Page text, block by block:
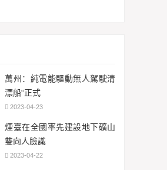
萬州：純電能驅動無人駕駛清
漂船“正式
2023-04-23
煙臺在全國率先建設地下礦山
雙向人臉識
2023-04-22